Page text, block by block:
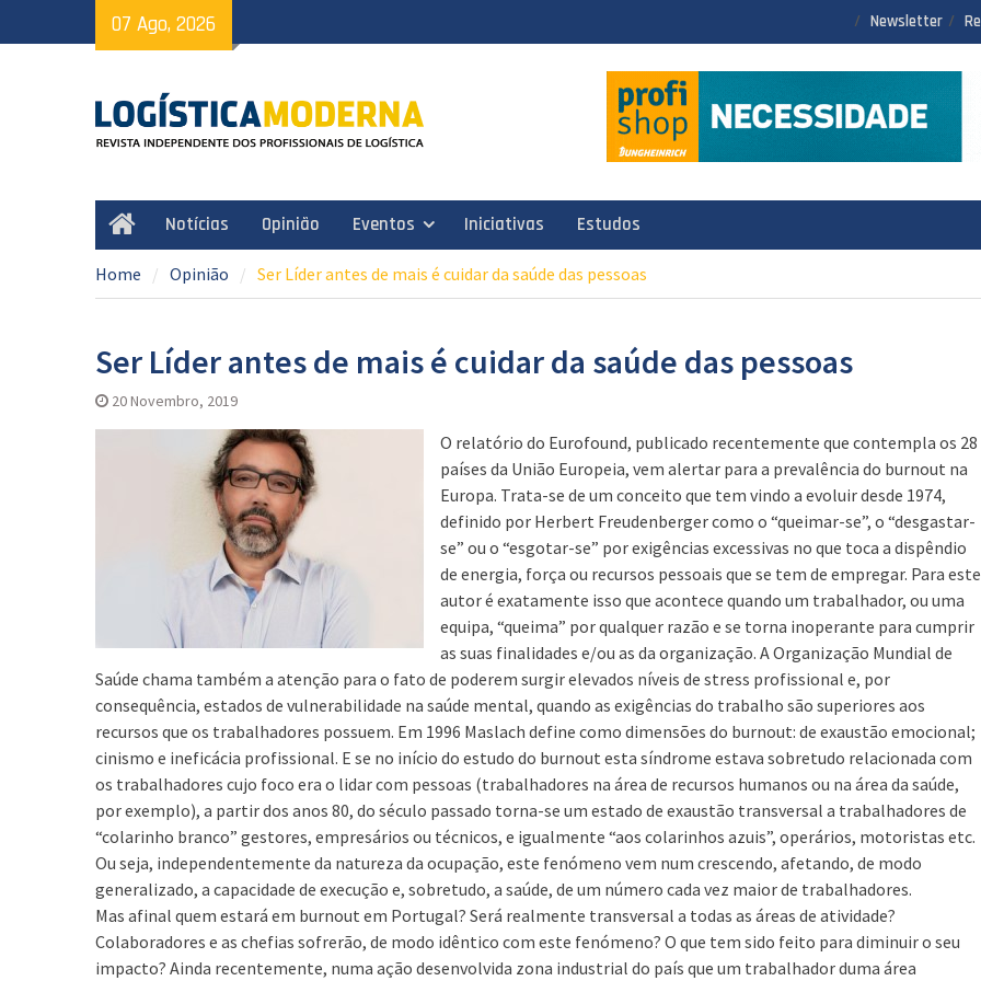
to
07 Ago, 2026 Newsletter
HomeNotícias Opinião Eventos Iniciativas Estudos
Home Opinião Ser Líder antes de mais é cuidar da saúde das pessoas
Ser Líder antes de mais é cuidar da saúde das pessoas
20 Novembro, 2019
O relatório do Eurofound, publicado recentemente que contempla os 28
países da União Europeia, vem alertar para a prevalência do burnout na
Europa. Trata-se de um conceito que tem vindo a evoluir desde 1974,
definido por Herbert Freudenberger como o “queimar-se”, o “desgastar-
se” ou o “esgotar-se” por exigências excessivas no que toca a dispêndio
de energia, força ou recursos pessoais que se tem de empregar. Para este
autor é exatamente isso que acontece quando um trabalhador, ou uma
equipa, “queima” por qualquer razão e se torna inoperante para cumprir
as suas finalidades e/ou as da organização. A Organização Mundial de
Saúde chama também a atenção para o fato de poderem surgir elevados níveis de stress profissional e, por
consequência, estados de vulnerabilidade na saúde mental, quando as exigências do trabalho são superiores aos
recursos que os trabalhadores possuem. Em 1996 Maslach define como dimensões do burnout: de exaustão emocional;
cinismo e ineficácia profissional. E se no início do estudo do burnout esta síndrome estava sobretudo relacionada com
os trabalhadores cujo foco era o lidar com pessoas (trabalhadores na área de recursos humanos ou na área da saúde,
por exemplo), a partir dos anos 80, do século passado torna-se um estado de exaustão transversal a trabalhadores de
“colarinho branco” gestores, empresários ou técnicos, e igualmente “aos colarinhos azuis”, operários, motoristas etc.
Ou seja, independentemente da natureza da ocupação, este fenómeno vem num crescendo, afetando, de modo
generalizado, a capacidade de execução e, sobretudo, a saúde, de um número cada vez maior de trabalhadores.
Mas afinal quem estará em burnout em Portugal? Será realmente transversal a todas as áreas de atividade?
Colaboradores e as chefias sofrerão, de modo idêntico com este fenómeno? O que tem sido feito para diminuir o seu
impacto? Ainda recentemente, numa ação desenvolvida zona industrial do país que um trabalhador duma área